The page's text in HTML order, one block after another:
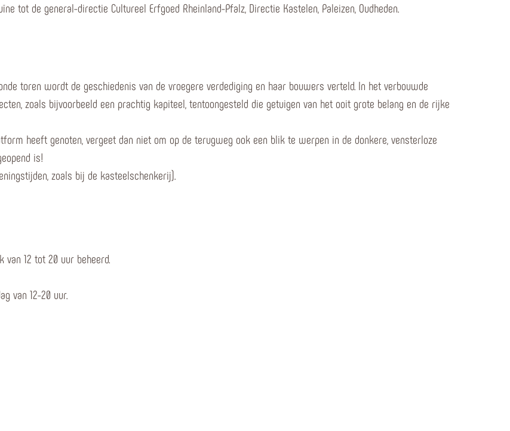
tot de general-directie Cultureel Erfgoed Rheinland-Pfalz, Directie Kastelen, Paleizen, Oudheden.
toren wordt de geschiedenis van de vroegere verdediging en haar bouwers verteld. In het verbouwde
zoals bijvoorbeeld een prachtig kapiteel, tentoongesteld die getuigen van het ooit grote belang en de rijke
heeft genoten, vergeet dan niet om op de terugweg ook een blik te werpen in de donkere, vensterloze
is!
zoals bij de kasteelschenkerij).
12 tot 20 uur beheerd.
van 12-20 uur.